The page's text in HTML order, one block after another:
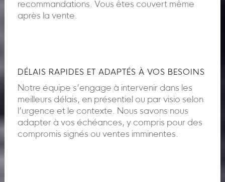
recommandations. Vous êtes couvert même
après la vente.
DÉLAIS RAPIDES ET ADAPTÉS À VOS BESOINS
Notre équipe s’engage à intervenir dans les
meilleurs délais, en présentiel ou par visio selon
l’urgence et le contexte. Nous savons nous
adapter à vos échéances, y compris pour des
compromis signés ou ventes imminentes.